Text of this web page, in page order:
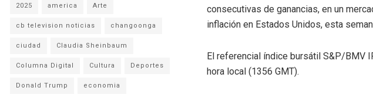
consecutivas de ganancias, en un
inflación en Estados Unidos, esta
El referencial índice bursátil S&P/BMV
hora local (1356 GMT).
2025 america Arte
cb television noticias changoonga
ciudad Claudia Sheinbaum
Columna Digital Cultura Deportes
Donald Trump economia